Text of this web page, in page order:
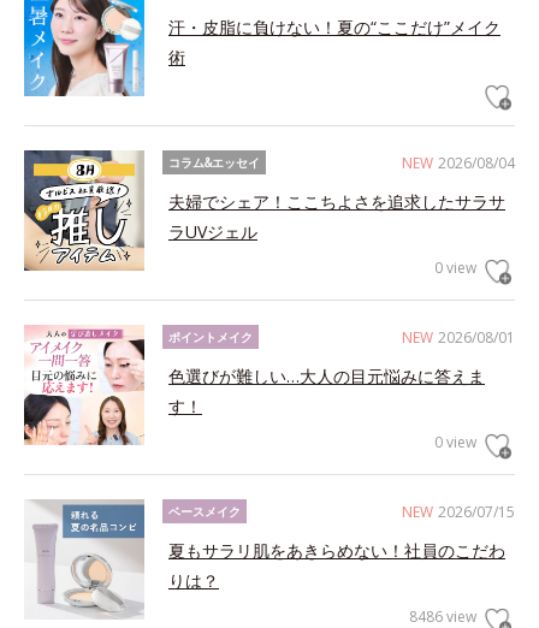
汗・皮脂に負けない！夏の“ここだけ”メイク
術
NEW 2026/08/04
コラム&エッセイ
夫婦でシェア！ここちよさを追求したサラサ
ラUVジェル
0 view
NEW 2026/08/01
ポイントメイク
色選びが難しい…大人の目元悩みに答えま
す！
0 view
NEW 2026/07/15
ベースメイク
夏もサラリ肌をあきらめない！社員のこだわ
りは？
8486 view